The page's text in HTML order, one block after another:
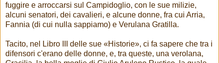
fuggire e arroccarsi sul Campidoglio, con le sue milizie,
alcuni senatori, dei cavalieri, e alcune donne, fra cui Arria,
Fannia (di cui nulla sappiamo) e Verulana Gratilla.
Tacito, nel Libro III delle sue «Historie», ci fa sapere che tra i
difensori c'erano delle donne, e, tra queste, una verolana,